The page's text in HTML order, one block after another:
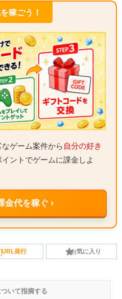
稼ごう！
ゲーム案件から 自分の好き
ントでゲームに課金しよ
金代を稼ぐ ›
URL発行 お気に入り
いて指摘する